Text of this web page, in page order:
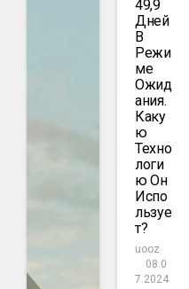
49,9
Дней
В
Режи
Ме
Ожид
Ания.
Каку
Ю
Техно
Логи
Ю Он
Испо
Льзуе
Т?
uooz
08.0
7.2024